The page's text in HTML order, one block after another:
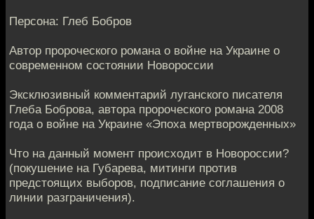
Персона: Глеб Бобров
Автор пророческого романа о войне на Украине о
современном состоянии Новороссии
Эксклюзивный комментарий луганского писателя
Глеба Боброва, автора пророческого романа 2008
года о войне на Украине «Эпоха мертворожденных»
Что на данный момент происходит в Новороссии?
(покушение на Губарева, митинги против
предстоящих выборов, подписание соглашения о
линии разграничения).